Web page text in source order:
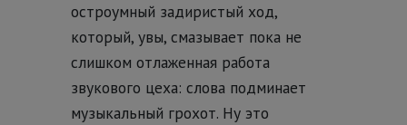
остроумный задиристый ход,
который, увы, смазывает пока не
слишком отлаженная работа
звукового цеха: слова подминает
музыкальный грохот. Ну это